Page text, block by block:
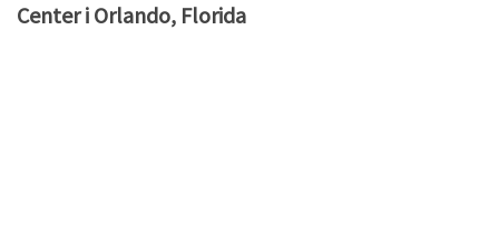
Center i Orlando, Florida